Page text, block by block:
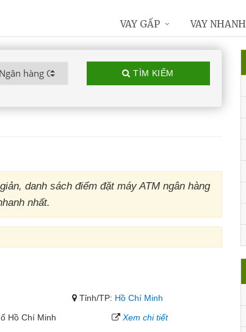
TÌM KIẾM
danh sách điểm đặt máy ATM ngân hàng
nhất.
Tỉnh/TP: Hồ Chí Minh
Hồ Chí Minh
Xem chi tiết
VAY GẤP VAY NHANH